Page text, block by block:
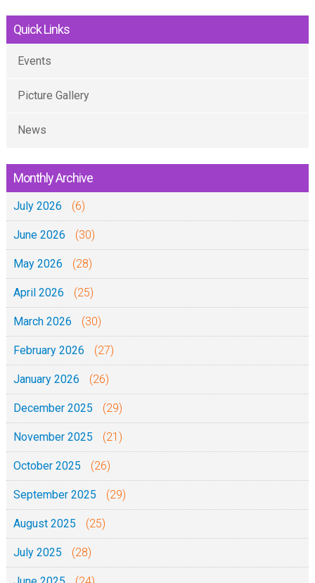
Quick Links
Events
Picture Gallery
News
Monthly Archive
July 2026 (6)
June 2026 (30)
May 2026 (28)
April 2026 (25)
March 2026 (30)
February 2026 (27)
January 2026 (26)
December 2025 (29)
November 2025 (21)
October 2025 (26)
September 2025 (29)
August 2025 (25)
July 2025 (28)